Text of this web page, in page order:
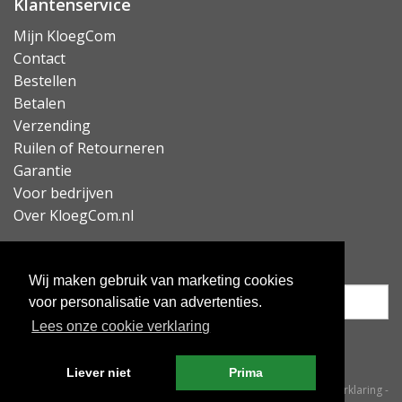
Wij maken gebruik van marketing cookies
voor personalisatie van advertenties.
Lees onze cookie verklaring
Liever niet Prima
Klantenservice
Mijn KloegCom
Contact
Bestellen
Betalen
Verzending
Ruilen of Retourneren
Garantie
Voor bedrijven
Over KloegCom.nl
Algemene voorwaarden-Cookieverklaring-